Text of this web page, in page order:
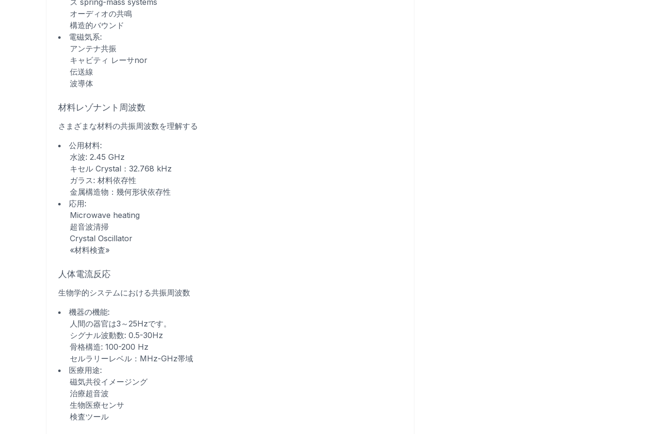
ス spring-mass systems
オーディオの共鳴
構造的バウンド
電磁気系:
アンテナ共振
キャビティ レーサnor
伝送線
波導体
材料レゾナント周波数
さまざまな材料の共振周波数を理解する
公用材料:
水波: 2.45 GHz
キセル Crystal：32.768 kHz
ガラス: 材料依存性
金属構造物：幾何形状依存性
応用:
Microwave heating
超音波清掃
Crystal Oscillator
«材料検査»
人体電流反応
生物学的システムにおける共振周波数
機器の機能:
人間の器官は3～25Hzです。
シグナル波動数: 0.5-30Hz
骨格構造: 100-200 Hz
セルラリーレベル：MHz-GHz帯域
医療用途:
磁気共役イメージング
治療超音波
生物医療センサ
検査ツール